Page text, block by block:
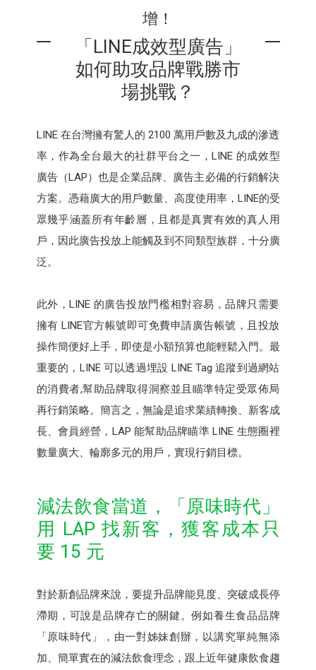
增！
「LINE成效型廣告」
如何助攻品牌戰勝市
場挑戰？
LINE 在台灣擁有驚人的 2100 萬用戶數及九成的滲透
率，作為全台最大的社群平台之一，LINE 的成效型
廣告（LAP）也是企業品牌、廣告主必備的行銷解決
方案。憑藉廣大的用戶數量、高度使用率，LINE的受
眾幾乎涵蓋所有年齡層，且都是真實有效的真人用
戶，因此廣告投放上能觸及到不同類型族群，十分廣
泛。
此外，LINE 的廣告投放門檻相對容易，品牌只需要
擁有 LINE官方帳號即可免費申請廣告帳號，且投放
操作簡便好上手，即使是小額預算也能輕鬆入門。最
重要的，LINE 可以透過埋設 LINE Tag 追蹤到過網站
的消費者,幫助品牌取得洞察並且瞄準特定受眾佈局
再行銷策略。簡言之，無論是追求業績轉換、新客成
長、會員經營，LAP 能幫助品牌瞄準 LINE 生態圈裡
數量廣大、輪廓多元的用戶，實現行銷目標。
減法飲食當道，「原味時代」
用 LAP 找新客，獲客成本只
要 15 元
對於新創品牌來說，要提升品牌能見度、突破成長停
滯期，可說是品牌存亡的關鍵。例如養生食品品牌
「原味時代」，由一對姊妹創辦，以講究單純無添
加、簡單實在的減法飲食理念，跟上近年健康飲食趨